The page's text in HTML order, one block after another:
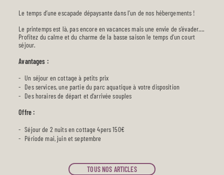
Le temps d’une escapade dépaysante dans l’un de nos hébergements !
Le printemps est là, pas encore en vacances mais une envie de s’évader….
Profitez du calme et du charme de la basse saison le temps d’un court
séjour.
Avantages :
Un séjour en cottage à petits prix
Des services, une partie du parc aquatique à votre disposition
Des horaires de départ et d’arrivée souples
Offre :
Séjour de 2 nuits en cottage 4pers 150€
Période mai, juin et septembre
TOUS NOS ARTICLES